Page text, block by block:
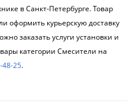
в Санкт-Петербурге. Товар
оформить курьерскую доставку
заказать услуги установки и
категории Смесители на
48-25.